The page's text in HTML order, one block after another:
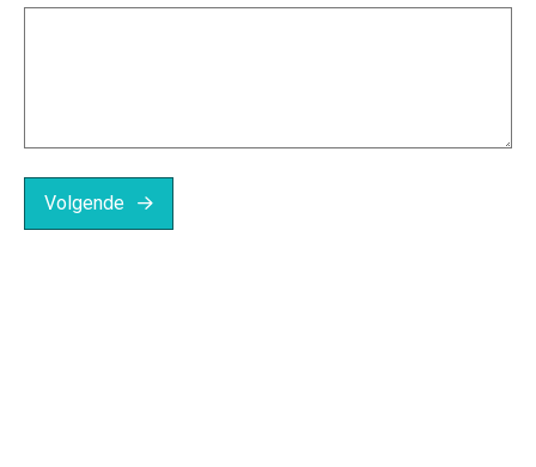
Volgende